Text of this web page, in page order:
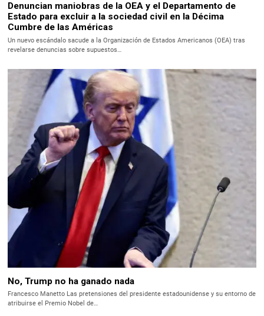
Denuncian maniobras de la OEA y el Departamento de
Estado para excluir a la sociedad civil en la Décima
Cumbre de las Américas
Un nuevo escándalo sacude a la Organización de Estados Americanos (OEA) tras
revelarse denuncias sobre supuestos…
No, Trump no ha ganado nada
Francesco Manetto Las pretensiones del presidente estadounidense y su entorno de
atribuirse el Premio Nobel de…